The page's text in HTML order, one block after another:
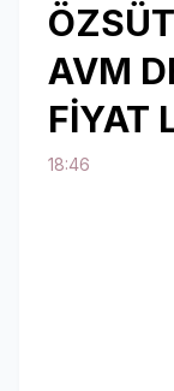
AVM
FİYAT
18:46